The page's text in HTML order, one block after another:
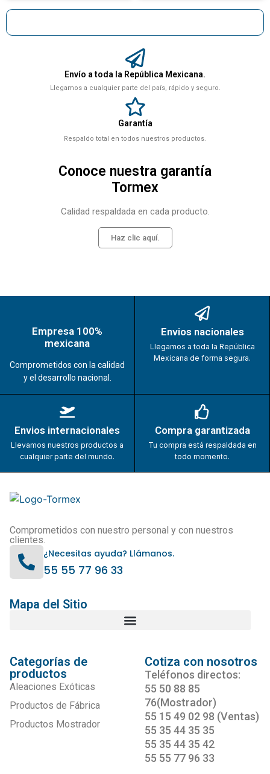
Envío a toda la República Mexicana.
Llegamos a cualquier parte del país, rápido y seguro.
Garantía
Respaldo total en todos nuestros productos.
Conoce nuestra garantía
Tormex
Calidad respaldada en cada producto.
Haz clic aquí.
Empresa 100%
mexicana
Comprometidos con la calidad
y el desarrollo nacional.
Envios nacionales
Llegamos a toda la República
Mexicana de forma segura.
Envios internacionales
Llevamos nuestros productos a
cualquier parte del mundo.
Compra garantizada
Tu compra está respaldada en
todo momento.
Comprometidos con nuestro personal y con nuestros
clientes.
¿Necesitas ayuda? Llámanos.
55 55 77 96 33
Mapa del Sitio
Categorías de
productos
Aleaciones Exóticas
Productos de Fábrica
Productos Mostrador
Cotiza con nosotros
Teléfonos directos:
55 50 88 85
76(Mostrador)
55 15 49 02 98 (Ventas)
55 35 44 35 35
55 35 44 35 42
55 55 77 96 33